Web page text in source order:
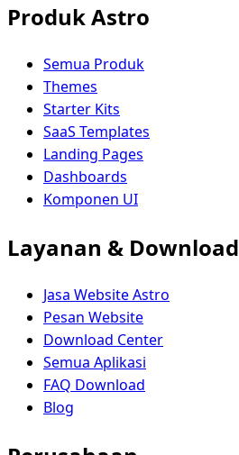
Produk Astro
Semua Produk
Themes
Starter Kits
SaaS Templates
Landing Pages
Dashboards
Komponen UI
Layanan & Download
Jasa Website Astro
Pesan Website
Download Center
Semua Aplikasi
FAQ Download
Blog